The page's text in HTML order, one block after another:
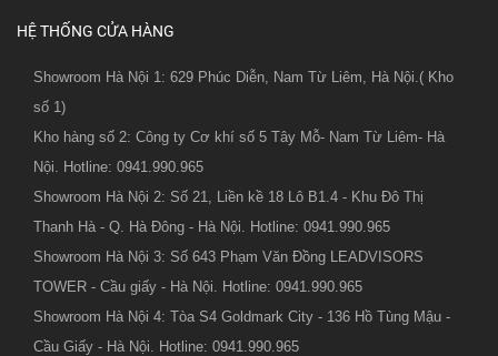
HỆ THỐNG CỬA HÀNG
Showroom Hà Nội 1: 629 Phúc Diễn, Nam Từ Liêm, Hà Nội.( Kho
số 1)
Kho hàng số 2: Công ty Cơ khí số 5 Tây Mỗ- Nam Từ Liêm- Hà
Nội. Hotline: 0941.990.965
Showroom Hà Nội 2: Số 21, Liền kề 18 Lô B1.4 - Khu Đô Thị
Thanh Hà - Q. Hà Đông - Hà Nội. Hotline: 0941.990.965
Showroom Hà Nội 3: Số 643 Phạm Văn Đồng LEADVISORS
TOWER - Cầu giấy - Hà Nội. Hotline: 0941.990.965
Showroom Hà Nội 4: Tòa S4 Goldmark City - 136 Hồ Tùng Mậu -
Cầu Giấy - Hà Nội. Hotline: 0941.990.965